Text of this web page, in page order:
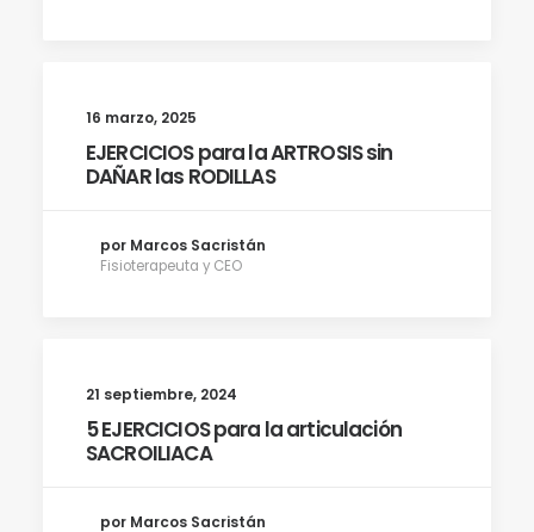
16 marzo, 2025
EJERCICIOS para la ARTROSIS sin
DAÑAR las RODILLAS
por Marcos Sacristán
Fisioterapeuta y CEO
21 septiembre, 2024
5 EJERCICIOS para la articulación
SACROILIACA
por Marcos Sacristán